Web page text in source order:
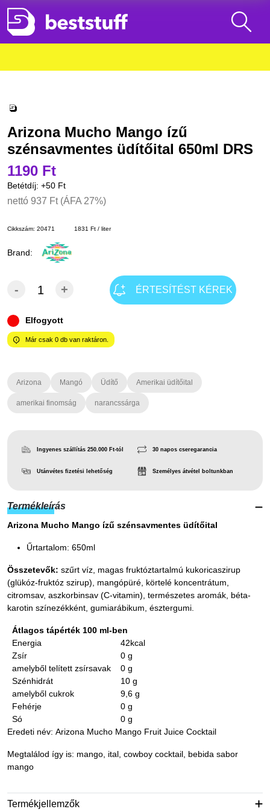
Arizona Mucho Mango ízű
szénsavmentes üdítőital 650ml DRS
1190 Ft
Betétdíj: +50 Ft
nettó 937 Ft (ÁFA 27%)
Cikkszám: 20471 1831 Ft / liter
Brand:
- + ÉRTESÍTÉST KÉREK
Elfogyott
Már csak 0 db van raktáron.
Arizona Mangó Üdítő Amerikai üdítőital
amerikai finomság narancssárga
Ingyenes szállítás 250.000 Ft-tól
Utánvétes fizetési lehetőség
30 napos cseregarancia
Személyes átvétel boltunkban
Termékleírás
Arizona Mucho Mango ízű szénsavmentes üdítőital
Űrtartalom: 650ml
Összetevők: szűrt víz, magas fruktóztartalmú kukoricaszirup
(glükóz-fruktóz szirup), mangópüré, körtelé koncentrátum,
citromsav, aszkorbinsav (C-vitamin), természetes aromák, béta-
karotin színezékként, gumiarábikum, észtergumi.
Átlagos tápérték 100 ml-ben
Energia
42kcal
Zsír
0 g
amelyből telített zsírsavak
0 g
Szénhidrát
10 g
amelyből cukrok
9,6 g
Fehérje
0 g
Só
0 g
Eredeti név: Arizona Mucho Mango Fruit Juice Cocktail
Megtalálod így is: mango, ital, cowboy cocktail, bebida sabor
mango
Termékjellemzők